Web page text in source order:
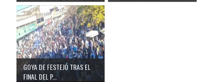
GOYA DE FESTEJÓ TRAS EL
FINAL DEL P...